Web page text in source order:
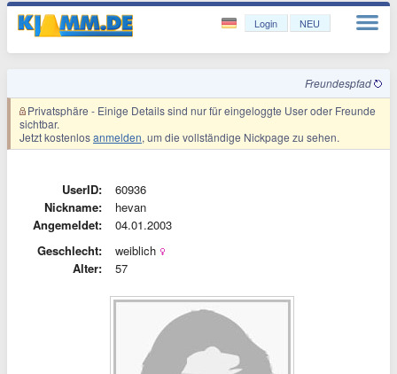
Login NEU
Freundespfad
Privatsphäre - Einige Details sind nur für eingeloggte User oder Freunde
sichtbar.
Jetzt kostenlosanmelden, um die vollständige Nickpage zu sehen.
UserID:
60936
Nickname:
hevan
Angemeldet:
04.01.2003
Geschlecht:
weiblich
Alter:
57